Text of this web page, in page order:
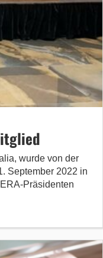
wurde von der
September 2022 in
Präsidenten